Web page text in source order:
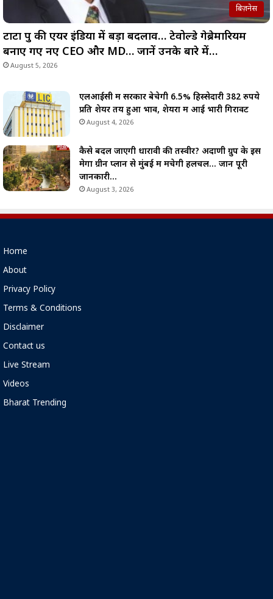
बिज़नेस
टाटा ग्रुप की एयर इंडिया में बड़ा बदलाव… टेवोल्डे गेब्रेमारियम
बनाए गए नए CEO और MD… जानें उनके बारे में…
August 5, 2026
एलआईसी में सरकार बेचेगी 6.5% हिस्सेदारी 382 रुपये
प्रति शेयर तय हुआ भाव, शेयरों में आई भारी गिरावट
August 4, 2026
कैसे बदल जाएगी धारावी की तस्वीर? अदाणी ग्रुप के इस
मेगा ग्रीन प्लान से मुंबई में मचेगी हलचल… जानें पूरी
जानकारी…
August 3, 2026
Home
About
Privacy Policy
Terms & Conditions
Disclaimer
Contact us
Live Stream
Videos
Bharat Trending